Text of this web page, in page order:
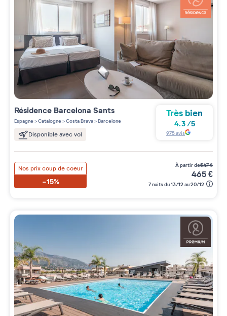
Résidence Barcelona Sants
Espagne>Catalogne>Costa Brava>Barcelone
Disponible avec vol
Très bien
4.3/5
975avis
Nos prix coup de coeur
-15%
à partir de547€
465€
7 nuits du 13/12 au 20/12